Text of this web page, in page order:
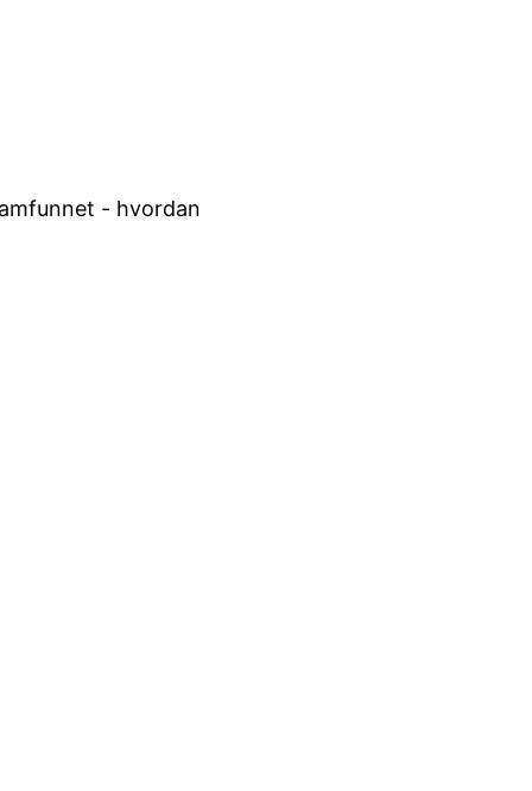
- hvordan